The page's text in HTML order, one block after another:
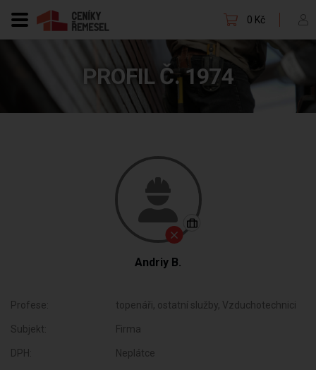
0 Kč
PROFIL Č. 1974
Andriy B.
Profese: topenáři, ostatní služby, Vzduchotechnici
Subjekt: Firma
DPH: Neplátce